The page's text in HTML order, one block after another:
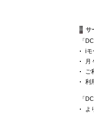
サ
「
iモ
月
ご
利
「
よ